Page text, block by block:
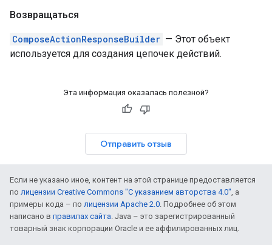
Возвращаться
ComposeActionResponseBuilder — Этот объект
используется для создания цепочек действий.
Эта информация оказалась полезной?
Отправить отзыв
Если не указано иное, контент на этой странице предоставляется
по лицензии Creative Commons "С указанием авторства 4.0", а
примеры кода – по лицензии Apache 2.0. Подробнее об этом
написано в правилах сайта. Java – это зарегистрированный
товарный знак корпорации Oracle и ее аффилированных лиц.